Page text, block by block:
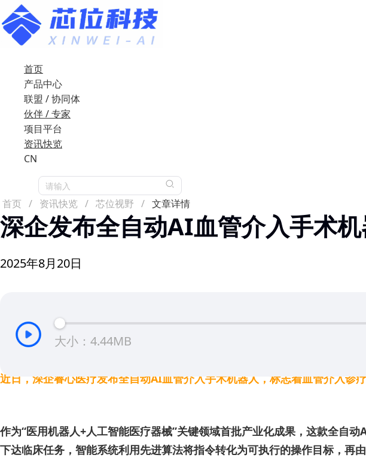
首页
产品中心
联盟 / 协同体
伙伴 / 专家
项目平台
资讯快览
CN
请输入
首页 / 资讯快览 / 芯位视野 / 文章详情
深企发布全自动AI血管介入手术
2025年8月20日
大小：4.44MB
近日，深企睿心医疗发布全自动AI血管介入手术机器人，标志着血管介入诊疗
作为“医用机器人+人工智能医疗器械”关键领域首批产业化成果，这款全自
下达临床任务，智能系统利用先进算法将指令转化为可执行的操作目标，再